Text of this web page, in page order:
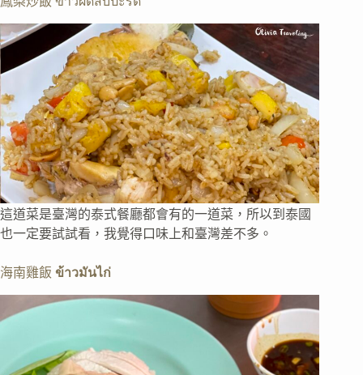
這道菜是臺灣的泰式餐廳都會有的一道菜，所以到泰國
也一定要試試看，我覺得口味上和臺灣差不多。
海南雞飯 ข้าวมันไก่